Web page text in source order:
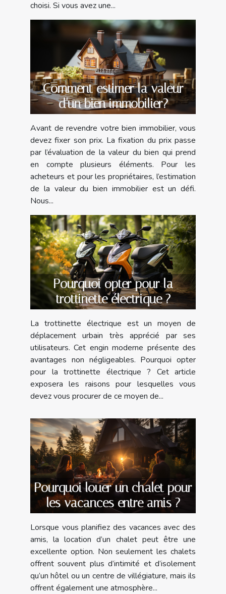
choisi. Si vous avez une...
Comment estimer la valeur
d'un bien immobilier?
Avant de revendre votre bien immobilier, vous
devez fixer son prix. La fixation du prix passe
par l’évaluation de la valeur du bien qui prend
en compte plusieurs éléments. Pour les
acheteurs et pour les propriétaires, l’estimation
de la valeur du bien immobilier est un défi.
Nous...
Pourquoi opter pour la
trottinette électrique ?
La trottinette électrique est un moyen de
déplacement urbain très apprécié par ses
utilisateurs. Cet engin moderne présente des
avantages non négligeables. Pourquoi opter
pour la trottinette électrique ? Cet article
exposera les raisons pour lesquelles vous
devez vous procurer de ce moyen de...
Pourquoi louer un chalet pour
les vacances entre amis ?
Lorsque vous planifiez des vacances avec des
amis, la location d’un chalet peut être une
excellente option. Non seulement les chalets
offrent souvent plus d’intimité et d’isolement
qu’un hôtel ou un centre de villégiature, mais ils
offrent également une atmosphère...